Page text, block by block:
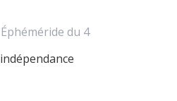
Éphéméride du 4